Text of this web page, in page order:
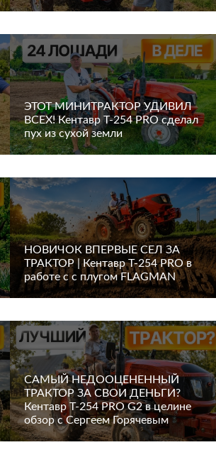
ЭТОТ МИНИТРАКТОР УДИВИЛ
ВСЕХ! Кентавр Т-254 PRO сделал
пух из сухой земли
НОВИЧОК ВПЕРВЫЕ СЕЛ ЗА
ТРАКТОР | Кентавр Т-254 PRO в
работе с с плугом FLAGMAN
САМЫЙ НЕДООЦЕНЕННЫЙ
ТРАКТОР ЗА СВОИ ДЕНЬГИ?
Кентавр Т-254 PRO G2 в целине
обзор с Сергеем Горячевым